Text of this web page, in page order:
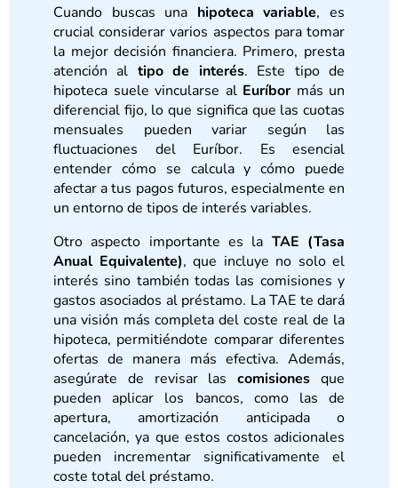
Cuando buscas una hipoteca variable, es
crucial considerar varios aspectos para tomar
la mejor decisión financiera. Primero, presta
atención al tipo de interés. Este tipo de
hipoteca suele vincularse al Euríbormás un
diferencial fijo, lo que significa que las cuotas
mensuales pueden variar según las
fluctuaciones del Euríbor. Es esencial
entender cómo se calcula y cómo puede
afectar a tus pagos futuros, especialmente en
un entorno de tipos de interés variables.
Otro aspecto importante es la TAE (Tasa
Anual Equivalente), que incluye no solo el
interés sino también todas las comisiones y
gastos asociados al préstamo. La TAE te dará
una visión más completa del coste real de la
hipoteca, permitiéndote comparar diferentes
ofertas de manera más efectiva. Además,
asegúrate de revisar lascomisiones que
pueden aplicar los bancos, como las de
apertura, amortización anticipada o
cancelación, ya que estos costos adicionales
pueden incrementar significativamente el
coste total del préstamo.